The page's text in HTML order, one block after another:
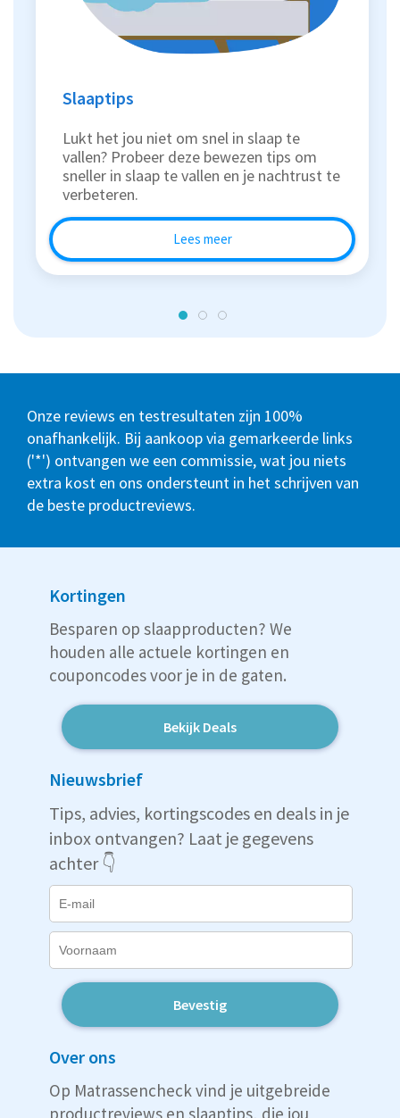
Slaaptips
Lukt het jou niet om snel in slaap te
vallen? Probeer deze bewezen tips om
sneller in slaap te vallen en je nachtrust te
verbeteren.
Lees meer
Onze reviews en testresultaten zijn 100%
onafhankelijk. Bij aankoop via gemarkeerde links
('*') ontvangen we een commissie, wat jou niets
extra kost en ons ondersteunt in het schrijven van
de beste productreviews.
Kortingen
Besparen op slaapproducten? We
houden alle actuele kortingen en
couponcodes voor je in de gaten.
Bekijk Deals
Nieuwsbrief
Tips, advies, kortingscodes en deals in je
inbox ontvangen? Laat je gegevens
achter 👇
Bevestig
Over ons
Op Matrassencheck vind je uitgebreide
productreviews en slaaptips, die jou